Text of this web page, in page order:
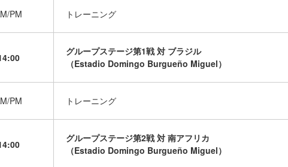
PM トレーニング
グループステージ第1戦 対 ブラジル
（Estadio Domingo Burgueño Miguel）
PM トレーニング
グループステージ第2戦 対 南アフリカ
（Estadio Domingo Burgueño Miguel）